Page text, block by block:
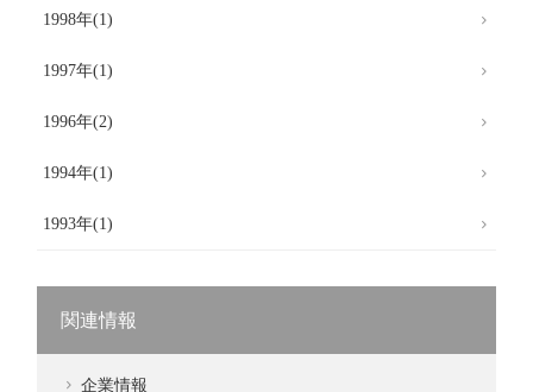
1998年(1)
1997年(1)
1996年(2)
1994年(1)
1993年(1)
関連情報
企業情報